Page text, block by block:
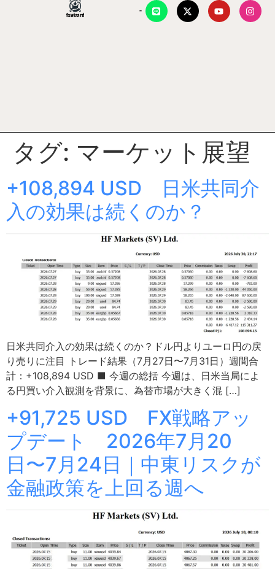
タグ: マーケット展望
+108,894 USD 日米共同介
入の効果は続くのか？
日米共同介入の効果は続くのか？ドル円よりユーロ円の戻
り売りに注目 トレード結果（7月27日〜7月31日）週間合
計：+108,894 USD ■ 今週の総括 今週は、日米当局によ
る円買い介入観測を背景に、為替市場が大きく混 […]
+91,725 USD FX戦略アッ
プデート 2026年7月20
日〜7月24日｜中東リスクが
金融政策を上回る週へ